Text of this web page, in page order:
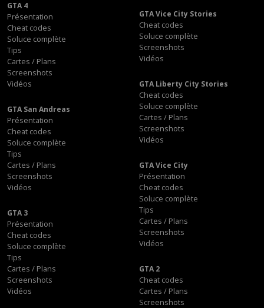
GTA 4
Présentation
Cheat codes
Soluce complète
Tips
Cartes / Plans
Screenshots
Vidéos
GTA Vice City Stories
Cheat codes
Soluce complète
Screenshots
Vidéos
GTA Liberty City Stories
Cheat codes
Soluce complète
Cartes / Plans
Screenshots
Vidéos
GTA San Andreas
Présentation
Cheat codes
Soluce complète
Tips
Cartes / Plans
Screenshots
Vidéos
GTA Vice City
Présentation
Cheat codes
Soluce complète
Tips
Cartes / Plans
Screenshots
Vidéos
GTA 3
Présentation
Cheat codes
Soluce complète
Tips
Cartes / Plans
Screenshots
Vidéos
GTA 2
Cheat codes
Cartes / Plans
Screenshots